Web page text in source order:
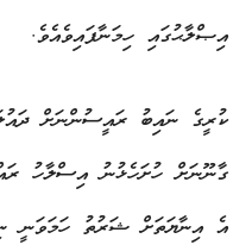
އިޞްލާޙުގައި ހިމަނާފައިވެއެވެ.
ކުރީގެ ނައިބު ރައީސުންނަށް
ގާނޫނަށް ހުށަހެޅުނު އިސްލާހު
އެ އިނާޔަތަށް ޝަރުތު ހަމަވަނީ